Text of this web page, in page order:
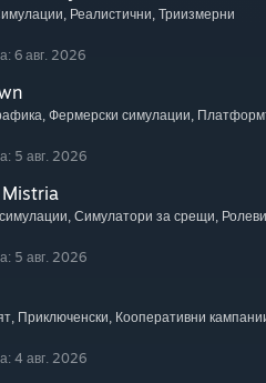
, Реалистични, Триизмерни
6 авг. 2026
, Фермерски симулации,
5 авг. 2026
, Симулатори за срещи, Ролеви
5 авг. 2026
, Приключенски, Кооперативни
4 авг. 2026